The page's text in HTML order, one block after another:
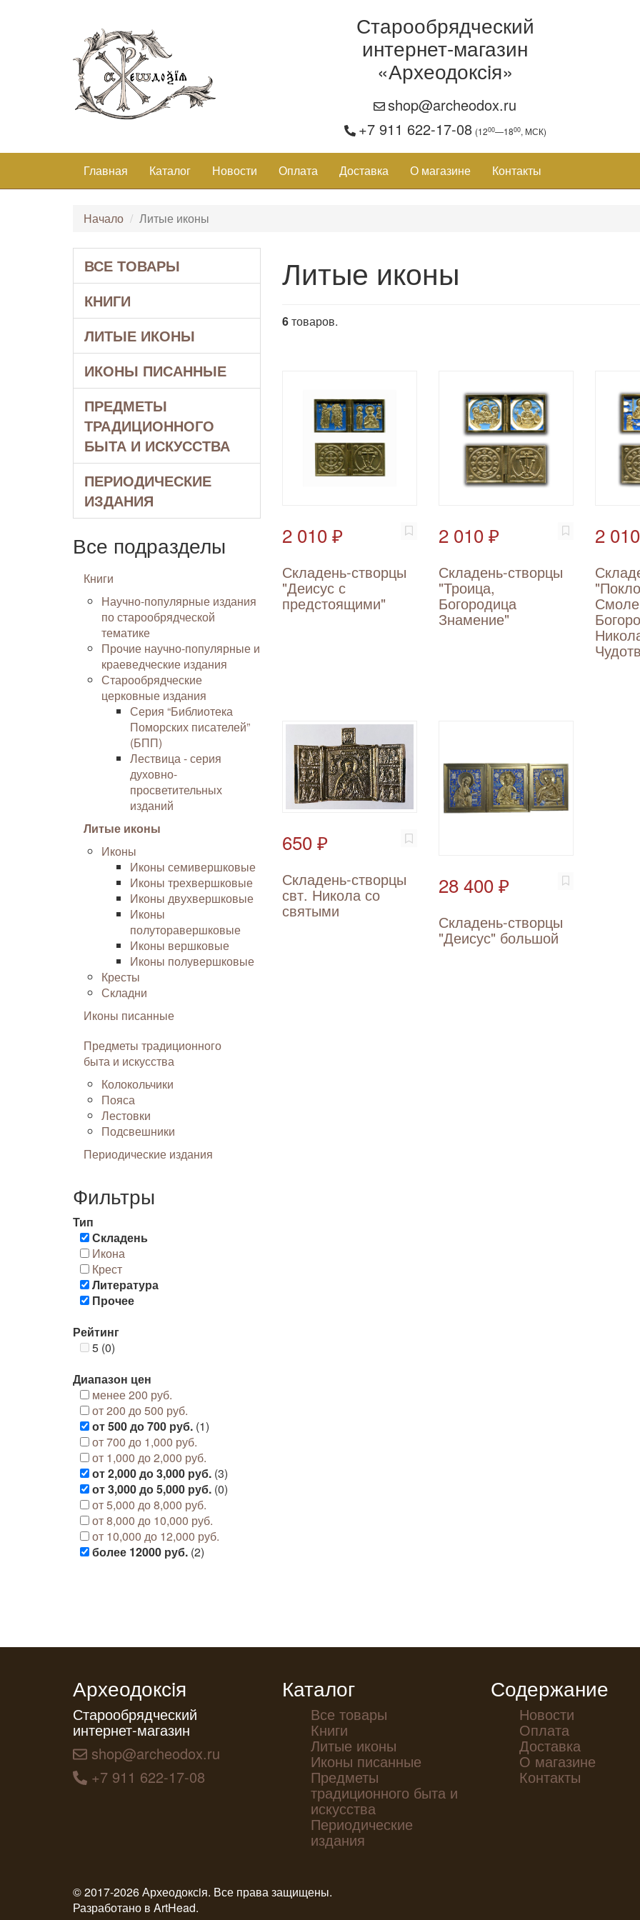
Старообрядческий
интернет-магазин
«Археодоксiя»
shop@archeodox.ru
+7 911 622-17-08 (1200—1800, МСК)
Главная Каталог Новости Оплата Доставка О магазине Контакты
Начало Литые иконы
ВСЕ ТОВАРЫ
КНИГИ
ЛИТЫЕ ИКОНЫ
ИКОНЫ ПИСАННЫЕ
ПРЕДМЕТЫ
ТРАДИЦИОННОГО
БЫТА И ИСКУССТВА
ПЕРИОДИЧЕСКИЕ
ИЗДАНИЯ
Все подразделы
Книги
Научно-популярные издания
по старообрядческой
тематике
Прочие научно-популярные и
краеведческие издания
Старообрядческие
церковные издания
Серия “Библиотека
Поморских писателей”
(БПП)
Лествица - серия
духовно-
просветительных
изданий
Литые иконы
Иконы
Иконы семивершковые
Иконы трехвершковые
Иконы двухвершковые
Иконы
полуторавершковые
Иконы вершковые
Иконы полувершковые
Кресты
Складни
Иконы писанные
Предметы традиционного
быта и искусства
Колокольчики
Пояса
Лестовки
Подсвешники
Периодические издания
Фильтры
Тип
Складень
Икона
Крест
Литература
Прочее
Рейтинг
5 (0)
Диапазон цен
менее 200 руб.
от 200 до 500 руб.
от 500 до 700 руб. (1)
от 700 до 1,000 руб.
от 1,000 до 2,000 руб.
от 2,000 до 3,000 руб. (3)
от 3,000 до 5,000 руб. (0)
от 5,000 до 8,000 руб.
от 8,000 до 10,000 руб.
от 10,000 до 12,000 руб.
более 12000 руб. (2)
Литые иконы
6товаров.
2 010 ₽
Складень-створцы
"Деисус с
предстоящими"
2 010 ₽
Складень-створцы
"Троица,
Богородица
Знамение"
2
650 ₽
Складень-створцы
свт. Никола со
святыми
28 400 ₽
Складень-створцы
"Деисус" большой
Археодоксiя
Старообрядческий
интернет-магазин
shop@archeodox.ru
+7 911 622-17-08
Каталог
Все товары
Книги
Литые иконы
Иконы писанные
Предметы
традиционного быта и
искусства
Периодические
издания
Содержание
Новости
Оплата
Доставка
О магазине
Контакты
© 2017-2026 Археодоксiя. Все права защищены.
Разработано в ArtHead.